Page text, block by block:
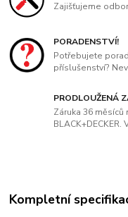
Zajišťujeme
PORADENSTVÍ!
Potřebujete
příslušenství?
PRODLOUŽENÁ
Záruka 36 měsíců
Kompletní